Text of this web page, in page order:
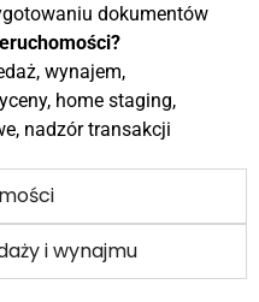
dokumentów
wynajem,
home staging,
nadzór transakcji
i wynajmu